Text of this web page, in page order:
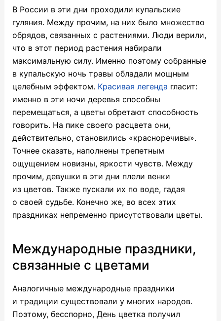
В России в эти дни проходили купальские
гуляния. Между прочим, на них было множество
обрядов, связанных с растениями. Люди верили,
что в этот период растения набирали
максимальную силу. Именно поэтому собранные
в купальскую ночь травы обладали мощным
целебным эффектом. Красивая легенда гласит:
именно в эти ночи деревья способны
перемещаться, а цветы обретают способность
говорить. На пике своего расцвета они,
действительно, становились «красноречивы».
Точнее сказать, наполнены трепетным
ощущением новизны, яркости чувств. Между
прочим, девушки в эти дни плели венки
из цветов. Также пускали их по воде, гадая
о своей судьбе. Конечно же, во всех этих
праздниках непременно присутствовали цветы.
Международные праздники,
связанные с цветами
Аналогичные международные праздники
и традиции существовали у многих народов.
Поэтому, бесспорно, День цветка получил